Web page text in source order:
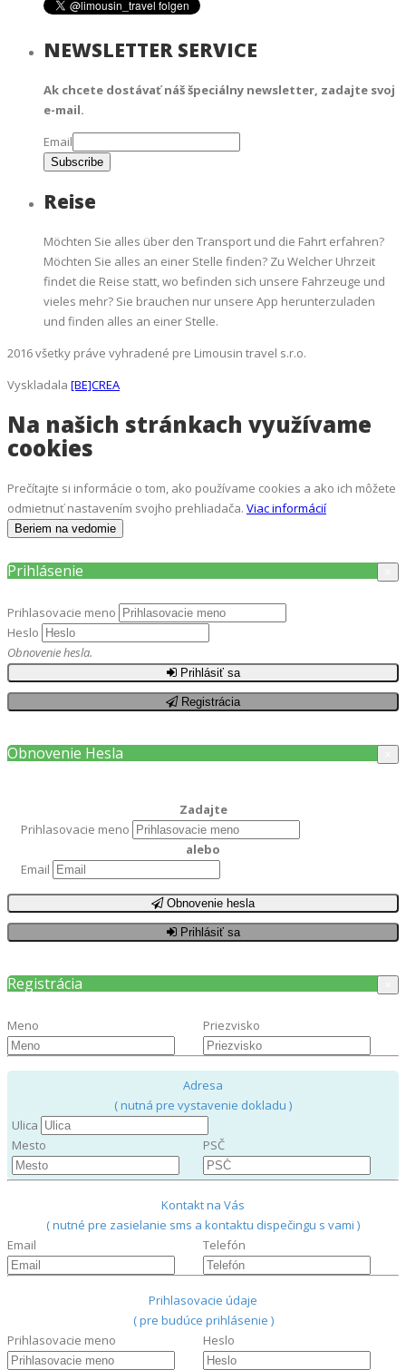
NEWSLETTER SERVICE
Ak chcete dostávať náš špeciálny newsletter, zadajte svoj
e-mail.
Email
Reise
Möchten Sie alles über den Transport und die Fahrt erfahren?
Möchten Sie alles an einer Stelle finden? Zu Welcher Uhrzeit
findet die Reise statt, wo befinden sich unsere Fahrzeuge und
vieles mehr? Sie brauchen nur unsere App herunterzuladen
und finden alles an einer Stelle.
2016 všetky práve vyhradené pre Limousin travel s.r.o.
Vyskladala [BE]CREA
Na našich stránkach využívame
cookies
Prečítajte si informácie o tom, ako používame cookies a ako ich môžete
odmietnuť nastavením svojho prehliadača. Viac informácií
Beriem na vedomie
Prihlásenie
Prihlasovacie meno
Heslo
Obnovenie hesla.
Prihlásiť sa
Registrácia
Obnovenie Hesla
Zadajte
Prihlasovacie meno
alebo
Email
Obnovenie hesla
Prihlásiť sa
Registrácia
Meno Priezvisko
Adresa
( nutná pre vystavenie dokladu )
Ulica
Mesto
PSČ
Kontakt na Vás
( nutné pre zasielanie sms a kontaktu dispečingu s vami )
Email
Telefón
Prihlasovacie údaje
( pre budúce prihlásenie )
Prihlasovacie meno
Heslo